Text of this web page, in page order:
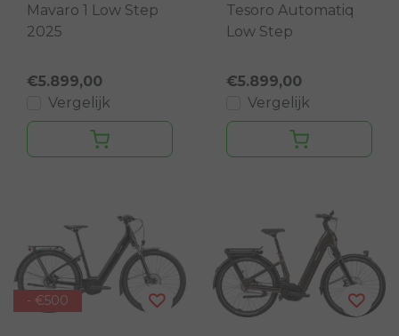
Mavaro 1 Low Step
2025
€5.899,00
Vergelijk
Tesoro Automatiq
Low Step
€5.899,00
Vergelijk
- €500